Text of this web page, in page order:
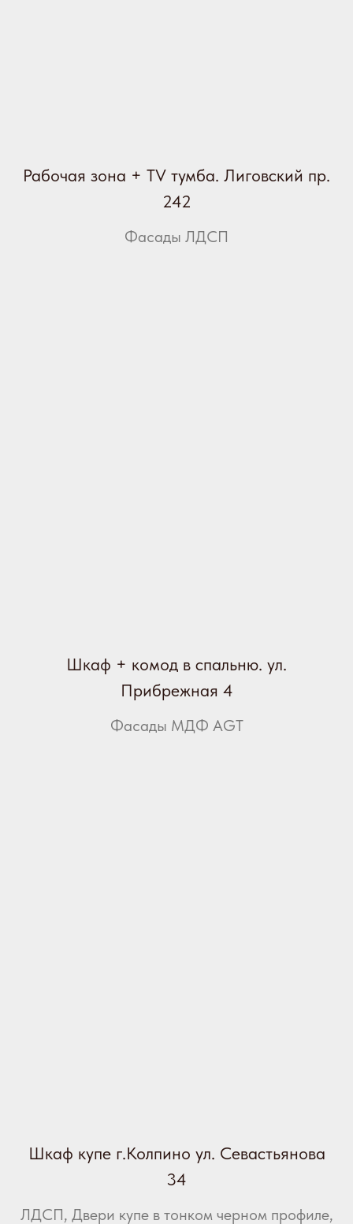
Рабочая зона + TV тумба. Лиговский пр.
242
Фасады ЛДСП
Шкаф + комод в спальню. ул.
Прибрежная 4
Фасады МДФ AGT
Шкаф купе г.Колпино ул. Севастьянова
34
ЛДСП, Двери купе в тонком черном профиле,